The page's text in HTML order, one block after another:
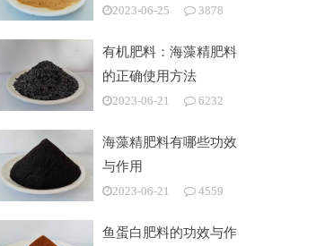
2023-06-25 3878
有机肥料：海藻精肥料
的正确使用方法
2023-06-21 6232
海藻精肥料有哪些功效
与作用
2023-06-21 4559
鱼蛋白肥料的功效与作